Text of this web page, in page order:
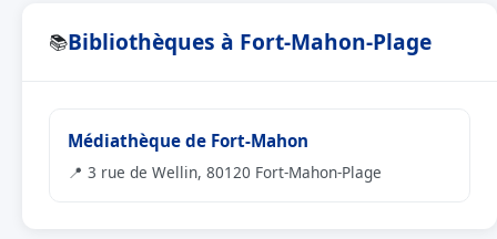
📚Bibliothèques à Fort-Mahon-Plage
Médiathèque de Fort-Mahon
📍 3 rue de Wellin, 80120 Fort-Mahon-Plage